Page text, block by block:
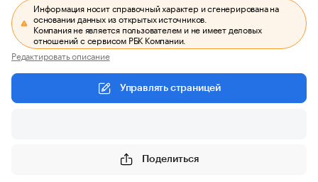
Информация носит справочный характер и сгенерирована на
основании данных из открытых источников.
Компания не является пользователем и не имеет деловых
отношений с сервисом РБК Компании.
Редактировать описание
Управлять страницей
Поделиться